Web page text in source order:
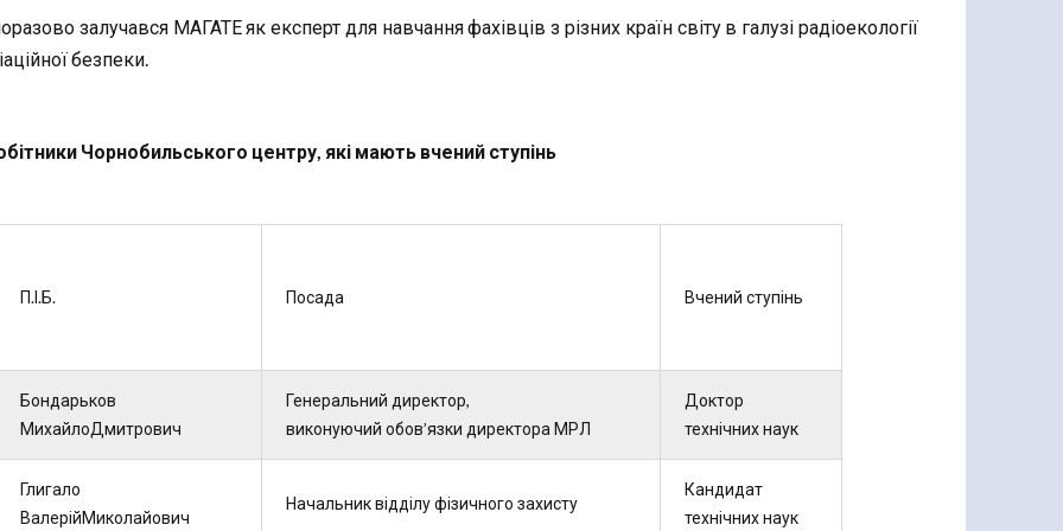
залучався МАГАТЕ як експерт для навчання фахівців з різних країн світу в галузі радіоекології
безпеки.
Чорнобильського центру, які мають вчений ступінь
П.І.Б. Посада Вчений ступінь
Бондарьков
МихайлоДмитрович
Генеральний директор,
виконуючий обов’язки директора МРЛ
Доктор
технічних наук
Глигало
ВалерійМиколайович
Начальник відділу фізичного захисту
Кандидат
технічних наук